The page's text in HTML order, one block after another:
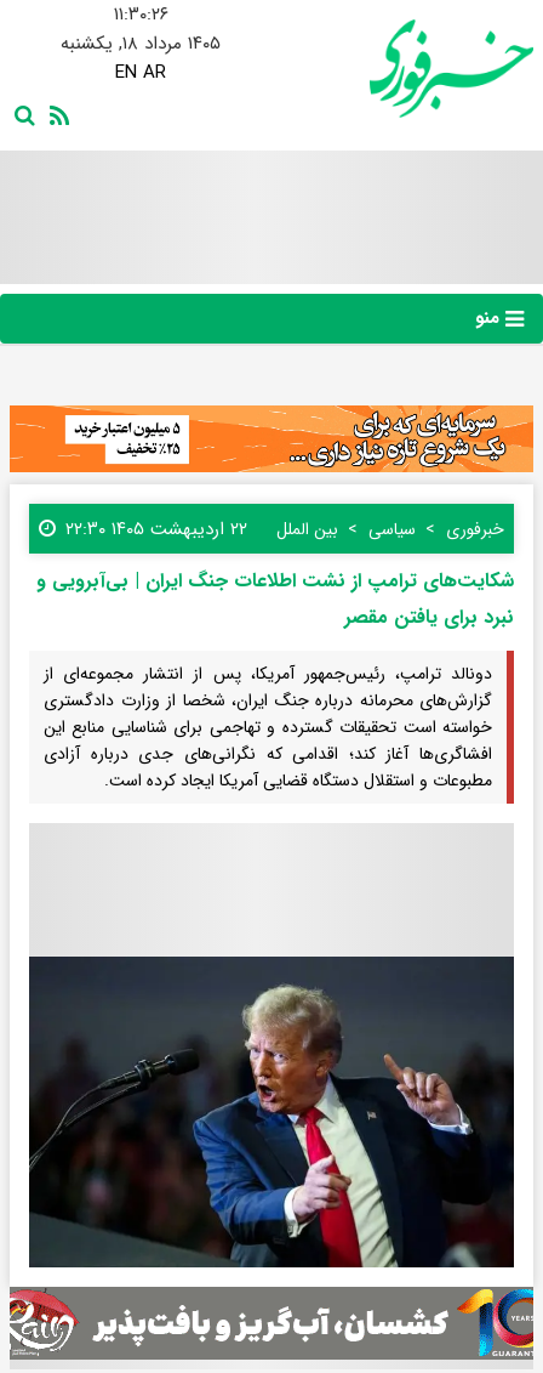
۱۱:۳۰:۲۷
۱۴۰۵ مرداد ۱۸, یکشنبه
EN AR
منو
خبرفوری سیاسی بین الملل ۲۲ اردیبهشت ۱۴۰۵ ۲۲:۳۰
شکایت‌های ترامپ از نشت اطلاعات جنگ ایران | بی‌آبرویی و
نبرد برای یافتن مقصر
دونالد ترامپ، رئیس‌جمهور آمریکا، پس از انتشار مجموعه‌ای از
گزارش‌های محرمانه درباره جنگ ایران، شخصا از وزارت دادگستری
خواسته است تحقیقات گسترده و تهاجمی برای شناسایی منابع این
افشاگری‌ها آغاز کند؛ اقدامی که نگرانی‌های جدی درباره آزادی
مطبوعات و استقلال دستگاه قضایی آمریکا ایجاد کرده است.